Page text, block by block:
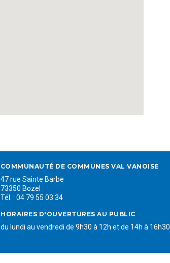
COMMUNAUTÉ DE COMMUNES VAL VANOISE
47 rue Sainte Barbe
73350 Bozel
Tél. : 04 79 55 03 34
HORAIRES D'OUVERTURES AU PUBLIC
du lundi au vendredi de 9h30 à 12h et de 14h à 16h30